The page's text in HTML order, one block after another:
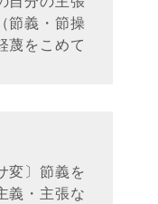
節義・節操
蔑をこめて
変〕節義を
義・主張な